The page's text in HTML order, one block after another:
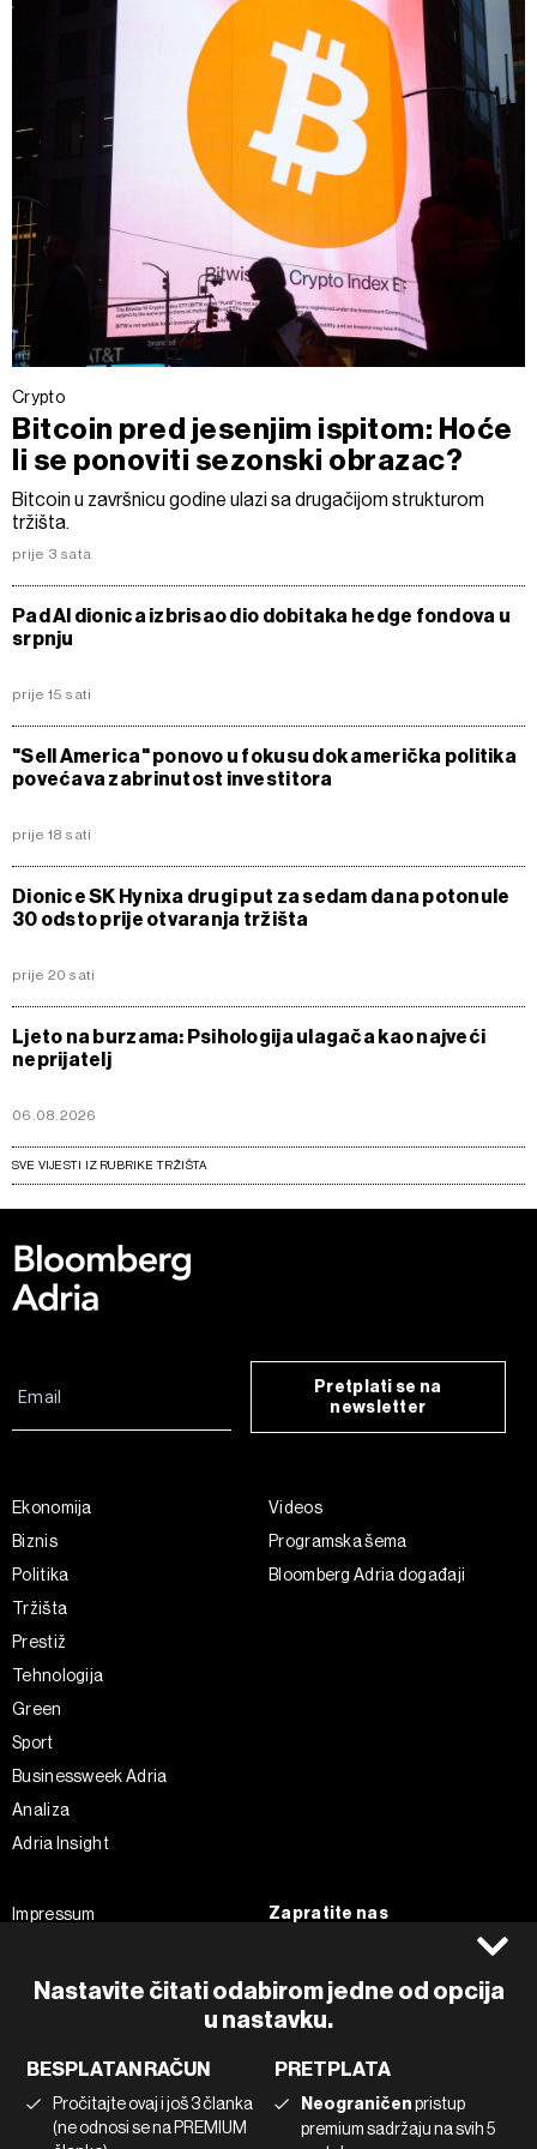
Crypto
Bitcoin pred jesenjim ispitom: Hoće
li se ponoviti sezonski obrazac?
Bitcoin u završnicu godine ulazi sa drugačijom strukturom
tržišta.
prije 3 sata
Pad AI dionica izbrisao dio dobitaka hedge fondova u
srpnju
prije 15 sati
"Sell America" ponovo u fokusu dok američka politika
povećava zabrinutost investitora
prije 18 sati
Dionice SK Hynixa drugi put za sedam dana potonule
30 odsto prije otvaranja tržišta
prije 20 sati
Ljeto na burzama: Psihologija ulagača kao najveći
neprijatelj
06.08.2026
SVE VIJESTI IZ RUBRIKE TRŽIŠTA
Nastavite čitati odabirom jedne od opcija
u nastavku.
BESPLATAN RAČUN
Pročitajte ovaj i još 3 članka
(ne odnosi se na PREMIUM
PRETPLATA
Neograničenpristup
premium sadržaju na svih 5
Pretplati se na
newsletter
Ekonomija
Biznis
Politika
Tržišta
Prestiž
Tehnologija
Green
Sport
Businessweek Adria
Analiza
Adria Insight
Videos
Programska šema
Bloomberg Adria događaji
Impressum
Pravila privatnosti
Korištenje umjetne inteligencije
Zapratite nas
Instagram
Twitter
Tiktok